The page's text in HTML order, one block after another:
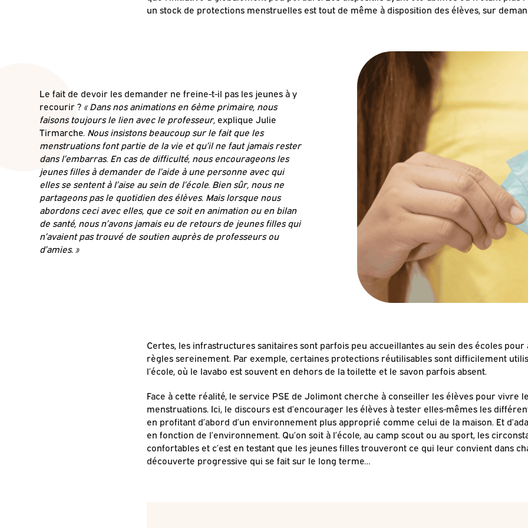
un stock de protections menstruelles est tout de même à disposition des élèves, sur
Le fait de devoir les demander ne freine-t-il pas les jeunes à y
recourir ? « Dans nos animations en 6ème primaire, nous
faisons toujours le lien avec le professeur, explique Julie
Tirmarche. Nous insistons beaucoup sur le fait que les
menstruations font partie de la vie et qu’il ne faut jamais rester
dans l’embarras. En cas de difficulté, nous encourageons les
jeunes filles à demander de l’aide à une personne avec qui
elles se sentent à l’aise au sein de l’école. Bien sûr, nous ne
partageons pas le quotidien des élèves. Mais lorsque nous
abordons ceci avec elles, que ce soit en animation ou en bilan
de santé, nous n’avons jamais eu de retours de jeunes filles qui
n’avaient pas trouvé de soutien auprès de professeurs ou
d’amies. »
Certes, les infrastructures sanitaires sont parfois peu accueillantes au sein des écoles
règles sereinement. Par exemple, certaines protections réutilisables sont difficilement
l’école, où le lavabo est souvent en dehors de la toilette et le savon parfois absent.
Face à cette réalité, le service PSE de Jolimont cherche à conseiller les élèves pour vivre
menstruations. Ici, le discours est d’encourager les élèves à tester elles-mêmes les
en profitant d’abord d’un environnement plus approprié comme celui de la maison. Et
en fonction de l’environnement. Qu’on soit à l’école, au camp scout ou au sport, les
confortables et c’est en testant que les jeunes filles trouveront ce qui leur convient dans
découverte progressive qui se fait sur le long terme…